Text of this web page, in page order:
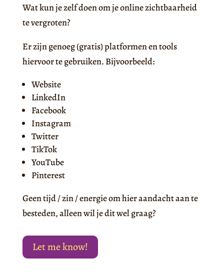
Wat kun je zelf doen om je online zichtbaarheid
te vergroten?
Er zijn genoeg (gratis) platformen en tools
hiervoor te gebruiken. Bijvoorbeeld:
Website
LinkedIn
Facebook
Instagram
Twitter
TikTok
YouTube
Pinterest
Geen tijd / zin / energie om hier aandacht aan te
besteden, alleen wil je dit wel graag?
Let me know!